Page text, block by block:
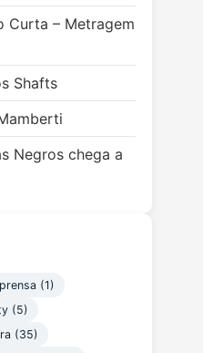
Curta – Metragem
Shafts
Negros chega a
(1)
(5)
(35)